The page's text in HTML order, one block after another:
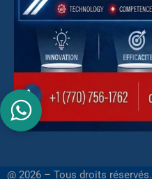
@ 2026 – Tous droits réservés.